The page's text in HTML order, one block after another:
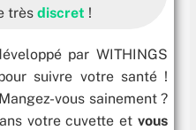
trèsdiscret !
par WITHINGS
suivre votre santé !
vous sainement ?
votre cuvette et vous